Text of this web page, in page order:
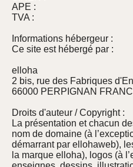
APE :
TVA :
Informations hébergeur :
Ce site est hébergé par :
elloha
2 bis, rue des Fabriques
66000 PERPIGNAN
Droits d'auteur / Copyright :
La présentation et chacun
nom de domaine (à
démarrant par ellohaweb),
la marque elloha), logos (à